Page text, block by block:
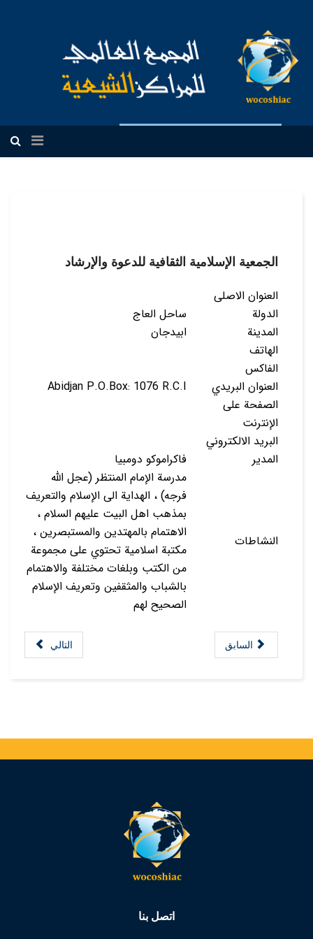
الجمعية الإسلامية الثقافية للدعوة والإرشاد
العنوان الاصلی
الدولة
ساحل العاج
المدينة
ابيدجان
الهاتف
الفاكس
العنوان البريدي
Abidjan P.O.Box: 1076 R.C.I
الصفحة على
الإنترنت
البريد الالكتروني
المدير
فاكراموكو دومبيا
النشاطات
مدرسة الإمام المنتظر (عجل الله
فرجه) ، الهداية الى الإسلام والتعريف
بمذهب اهل البيت عليهم السلام ،
الاهتمام بالمهتدين والمستبصرين ،
مكتبة اسلامية تحتوي على مجموعة
من الكتب وبلغات مختلفة والاهتمام
بالشباب والمثقفين وتعريف الإسلام
الصحيح لهم
السابق التالي
اتصل بنا